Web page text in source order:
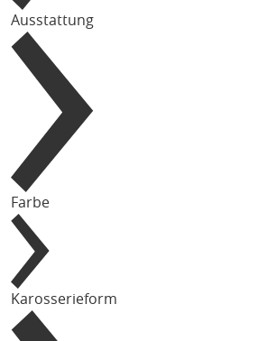
Ausstattung
Farbe
Karosserieform